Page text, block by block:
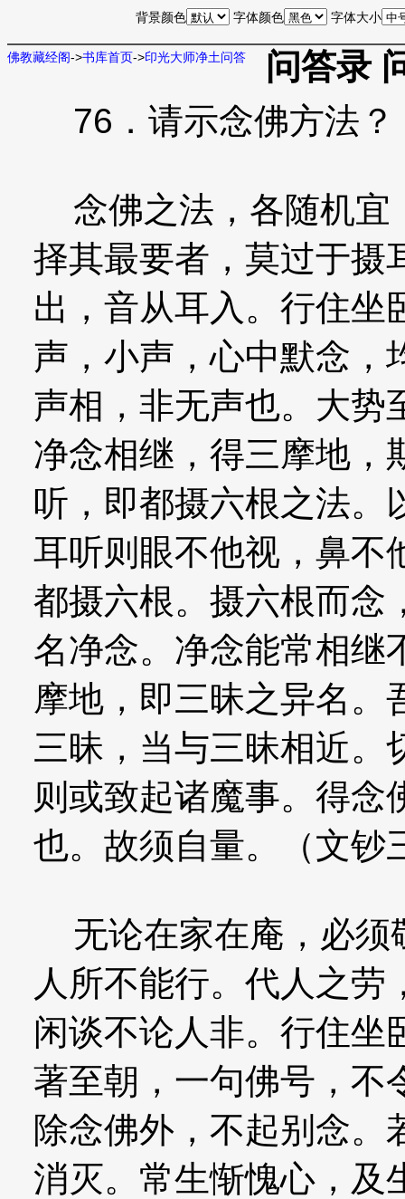
背景颜色 字体颜色 字体大小
佛教藏经阁->书库首页->印光大师净土问答
问答录
76．请示念佛方法？
念佛之法，各随机宜
择其最要者，莫过于摄
出，音从耳入。行住坐
声，小声，心中默念，
声相，非无声也。大势
净念相继，得三摩地，
听，即都摄六根之法。
耳听则眼不他视，鼻不
都摄六根。摄六根而念
名净念。净念能常相继
摩地，即三昧之异名。
三昧，当与三昧相近。
则或致起诸魔事。得念
也。故须自量。（文钞
无论在家在庵，必须
人所不能行。代人之
闲谈不论人非。行住坐
著至朝，一句佛号，不
除念佛外，不起别念。
消灭。常生惭愧心，及